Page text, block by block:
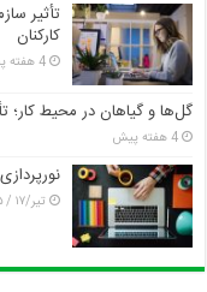
تأثیر
کارکنان
4 هفته پیش
گل‌ها و گیاهان در محیط کار؛
4 هفته پیش
تیر/۱۷ / ۱۴۰۵